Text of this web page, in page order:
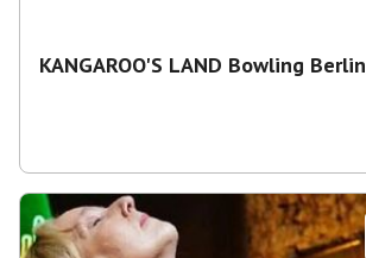
KANGAROO'S LAND Bowling Berlin